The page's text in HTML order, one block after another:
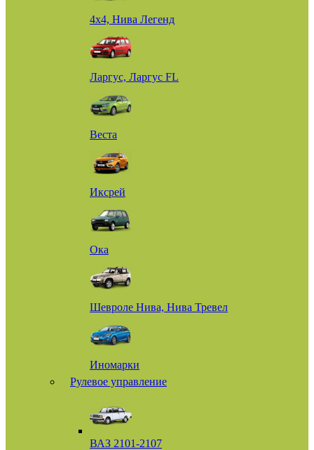
4х4, Нива Легенд
Ларгус, Ларгус FL
Веста
Иксрей
Ока
Шевроле Нива, Нива Тревел
Иномарки
Рулевое управление
ВАЗ 2101-2107